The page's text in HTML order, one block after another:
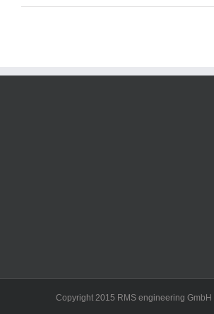
Copyright 2015 RMS engineering GmbH |